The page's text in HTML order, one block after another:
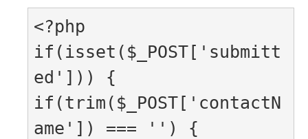
<?php
if(isset($_POST['submitt
ed'])) {
if(trim($_POST['contactN
ame']) === '') {